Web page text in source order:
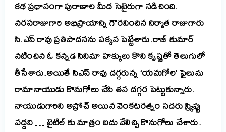
కథ ప్రధానంగా పురాణాల మీద సెటైరుగా నడిచింది.
నరసరాజుగారి అభిప్రాయాన్ని గౌరవించిన నిర్మాత రాజుగారు
సి.ఎస్ రావు ప్రతిపాదనను పక్కన పెట్టేశారు.రాజ్ కుమార్
నటించిన ఓ కన్నడ సినిమా హక్కులు కొని కృష్ణతో తెలుగులో
తీసేశారు.అయితే సిఎస్ రావు దగ్గరున్న ‘యమగోల’ ఫైలును
రామానాయుడు కొనుగోలు చేసి తన దగ్గర పెట్టుకున్నారు.
నాయుడుగారిని అప్రోచ్ అయిన వెంకటరత్నం సదరు స్క్రిప్టు
వద్దని … టైటిల్ కు మాత్రం ఐదు వేలిచ్చి కొనుగోలు చేశారు.